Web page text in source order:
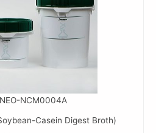
NCM0004A
Casein Digest Broth)